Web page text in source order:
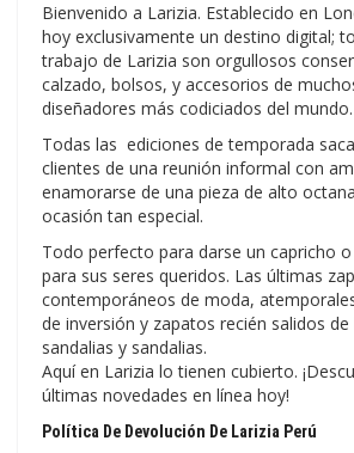
Bienvenido a Larizia. Establecido en
hoy exclusivamente un destino digital;
trabajo de Larizia son orgullosos
calzado, bolsos, y accesorios de
diseñadores más codiciados del mundo.
Todas las ediciones de temporada
clientes de una reunión informal con
enamorarse de una pieza de alto
ocasión tan especial.
Todo perfecto para darse un capricho
para sus seres queridos. Las últimas
contemporáneos de moda,
de inversión y zapatos recién salidos
sandalias y sandalias.
Aquí en Larizia lo tienen cubierto.
últimas novedades en línea hoy!
Política De Devolución De Larizia Perú